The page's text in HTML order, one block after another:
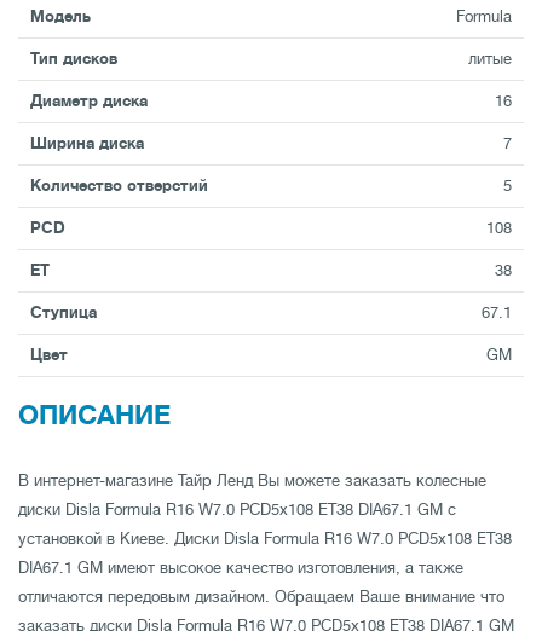
Модель Formula
Тип дисков литые
Диаметр диска 16
Ширина диска 7
Количество отверстий 5
PCD 108
ET 38
Ступица 67.1
Цвет GM
ОПИСАНИЕ
В интернет-магазине Тайр Ленд Вы можете заказать колесные
диски Disla Formula R16 W7.0 PCD5x108 ET38 DIA67.1 GM с
установкой в Киеве. Диски Disla Formula R16 W7.0 PCD5x108 ET38
DIA67.1 GM имеют высокое качество изготовления, а также
отличаются передовым дизайном. Обращаем Ваше внимание что
заказать диски Disla Formula R16 W7.0 PCD5x108 ET38 DIA67.1 GM